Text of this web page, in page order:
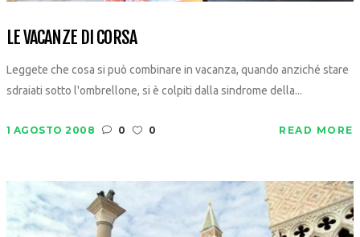
LE VACANZE DI CORSA
Leggete che cosa si può combinare in vacanza, quando anziché stare
sdraiati sotto l'ombrellone, si è colpiti dalla sindrome della...
1 AGOSTO 2008 0 0 READ MORE